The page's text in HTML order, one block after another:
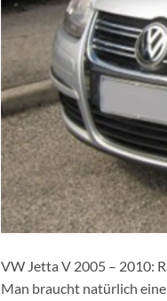
VW Jetta V 2005 – 2010:
Man braucht natürlich